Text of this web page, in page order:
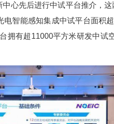
、投小、投硬科技”的诚
度同源——依赖光电传
优势。以华中科技大
业支撑。